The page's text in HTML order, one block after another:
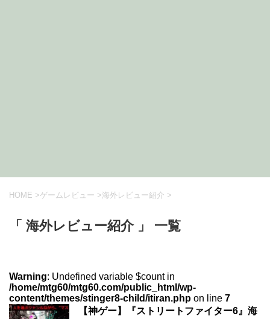
HOME >ゲームレビュー >海外レビュー紹介 >
「 海外レビュー紹介 」 一覧
Warning: Undefined variable $count in
/home/mtg60/mtg60.com/public_html/wp-
content/themes/stinger8-child/itiran.php on line 7
【神ゲー】『ストリートファイター6』海